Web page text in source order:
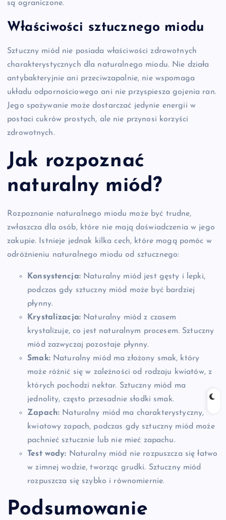
są ograniczone.
Właściwości sztucznego miodu
Sztuczny miód nie posiada właściwości zdrowotnych
charakterystycznych dla naturalnego miodu. Nie działa
antybakteryjnie ani przeciwzapalnie, nie wspomaga
układu odpornościowego ani nie przyspiesza gojenia ran.
Jego spożywanie może dostarczać jedynie energii w
postaci cukrów prostych, ale nie przynosi korzyści
zdrowotnych.
Jak rozpoznać
naturalny miód?
Rozpoznanie naturalnego miodu może być trudne,
zwłaszcza dla osób, które nie mają doświadczenia w jego
zakupie. Istnieje jednak kilka cech, które mogą pomóc w
odróżnieniu naturalnego miodu od sztucznego:
Konsystencja:Naturalny miód jest gęsty i lepki,
podczas gdy sztuczny miód może być bardziej
płynny.
Krystalizacja: Naturalny miód z czasem
krystalizuje, co jest naturalnym procesem. Sztuczny
miód zazwyczaj pozostaje płynny.
Smak:Naturalny miód ma złożony smak, który
może różnić się w zależności od rodzaju kwiatów, z
których pochodzi nektar. Sztuczny miód ma
jednolity, często przesadnie słodki smak.
Zapach: Naturalny miód ma charakterystyczny,
kwiatowy zapach, podczas gdy sztuczny miód może
pachnieć sztucznie lub nie mieć zapachu.
Test wody: Naturalny miód nie rozpuszcza się łatwo
w zimnej wodzie, tworząc grudki. Sztuczny miód
rozpuszcza się szybko i równomiernie.
Podsumowanie